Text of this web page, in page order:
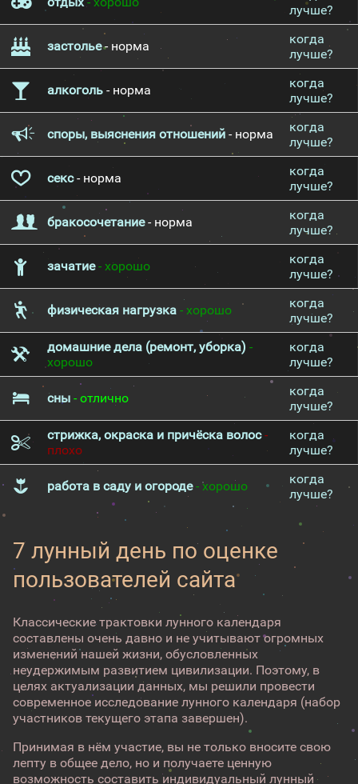
лучше?
застолье- норма
когда
лучше?
алкоголь - норма
когда
лучше?
споры, выяснения отношений - норма
когда
лучше?
секс- норма
когда
лучше?
бракосочетание- норма
когда
лучше?
зачатие- хорошо
когда
лучше?
физическая нагрузка - хорошо
когда
лучше?
домашние дела (ремонт, уборка) -
хорошо
когда
лучше?
сны - отлично
когда
лучше?
стрижка, окраска и причёска волос-
плохо
когда
лучше?
работа в саду и огороде- хорошо
когда
лучше?
7 лунный день по оценке
пользователей сайта
Классические трактовки лунного календаря
составлены очень давно и не учитывают огромных
изменений нашей жизни, обусловленных
неудержимым развитием цивилизации. Поэтому, в
целях актуализации данных, мы решили провести
современное исследование лунного календаря (набор
участников текущего этапа завершен).
Принимая в нём участие, вы не только вносите свою
лепту в общее дело, но и получаете ценную
возможность составить индивидуальный лунный